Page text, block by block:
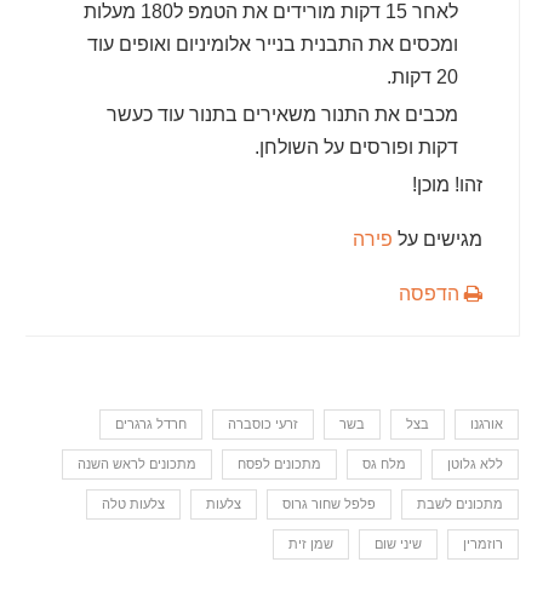
לאחר 15 דקות מורידים את הטמפ ל180 מעלות
ומכסים את התבנית בנייר אלומיניום ואופים עוד
20 דקות.
מכבים את התנור משאירים בתנור עוד כעשר
דקות ופורסים על השולחן.
זהו! מוכן!
מגישים על פירה
הדפסה
אורגנו בצל בשר זרעי כוסברה חרדל גרגרים
ללא גלוטן מלח גס מתכונים לפסח מתכונים לראש השנה
מתכונים לשבת פלפל שחור גרוס צלעות צלעות טלה
רוזמרין שיני שום שמן זית